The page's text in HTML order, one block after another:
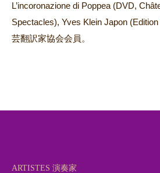
L’incoronazione di Poppea (DVD,
Spectacles), Yves Klein Japon
芸翻訳家協会会員。
ARTISTES 演奏家